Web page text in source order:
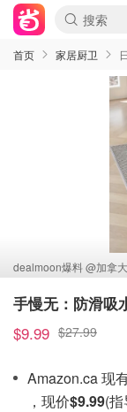
首页 家居厨卫
dealmoon爆料 @加拿
手慢无：防滑吸
$9.99 $27.99
Amazon.ca 现
，现价$9.99(